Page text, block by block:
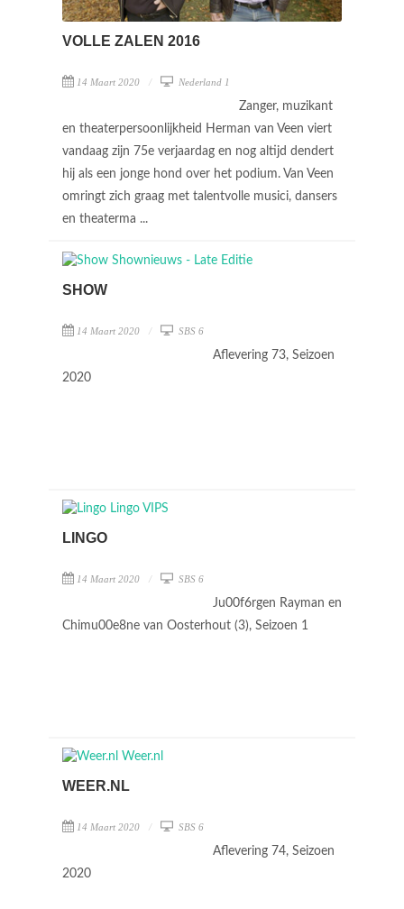
VOLLE ZALEN 2016
14 Maart 2020 Nederland 1
Zanger, muzikant
en theaterpersoonlijkheid Herman van Veen viert
vandaag zijn 75e verjaardag en nog altijd dendert
hij als een jonge hond over het podium. Van Veen
omringt zich graag met talentvolle musici, dansers
en theaterma ...
SHOW
14 Maart 2020 SBS 6
Aflevering 73, Seizoen
2020
LINGO
14 Maart 2020 SBS 6
Ju00f6rgen Rayman en
Chimu00e8ne van Oosterhout (3), Seizoen 1
WEER.NL
14 Maart 2020 SBS 6
Aflevering 74, Seizoen
2020